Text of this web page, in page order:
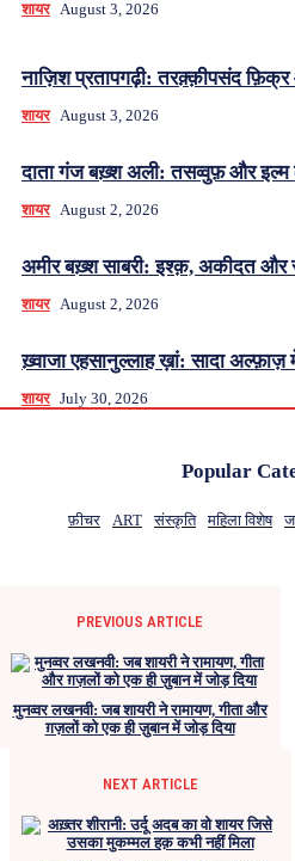
शायर August 3, 2026
नाज़िश प्रतापगढ़ी: तरक़्क़ीपसंद
शायर August 3, 2026
दाता गंज बख़्श अली: तसव्वुफ़ और इल्म
शायर August 2, 2026
अमीर बख़्श साबरी: इश्क़, अकीदत और
शायर August 2, 2026
ख़्वाजा एहसानुल्लाह ख़ां: सादा
शायर July 30, 2026
Popular
फ़ीचर ART संस्कृति महिला विशेष
PREVIOUS ARTICLE
मुनव्वर लखनवी: जब शायरी ने रामायण, गीता और
ग़ज़लों को एक ही ज़ुबान में जोड़ दिया
NEXT ARTICLE